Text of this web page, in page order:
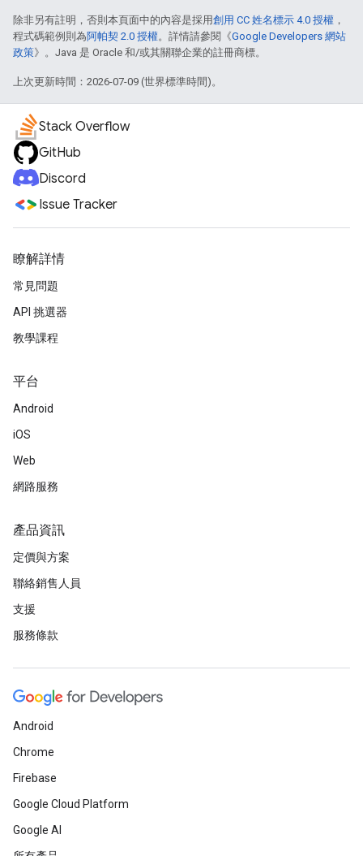
除非另有註明，否則本頁面中的內容是採用創用 CC 姓名標示 4.0 授權 ，
程式碼範例則為阿帕契 2.0 授權。詳情請參閱《Google Developers 網站
政策》。Java 是 Oracle 和/或其關聯企業的註冊商標。
上次更新時間：2026-07-09 (世界標準時間)。
Stack Overflow
GitHub
Discord
Issue Tracker
瞭解詳情
常見問題
API 挑選器
教學課程
平台
Android
iOS
Web
網路服務
產品資訊
定價與方案
聯絡銷售人員
支援
服務條款
Android
Chrome
Firebase
Google Cloud Platform
Google AI